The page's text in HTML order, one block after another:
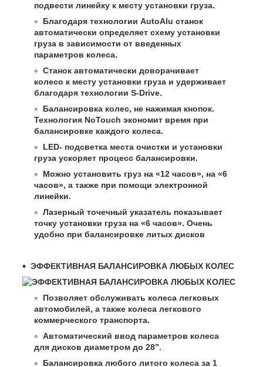
подвести линейку к месту установки груза.
Благодаря технологии AutoAlu станок
автоматически определяет схему установки
груза в зависимости от введенных
параметров колеса.
Станок автоматически доворачивает
колесо к месту установки груза и удерживает
благодаря технологии S-Drive.
Балансировка колес, не нажимая кнопок.
Технология NoTouch экономит время при
балансировке каждого колеса.
LED- подсветка места очистки и установки
груза ускоряет процесс балансировки.
Можно установить груз на «12 часов», на «6
часов», а также при помощи электронной
линейки.
Лазерный точечный указатель показывает
точку установки груза на «6 часов». Очень
удобно при балансировке литых дисков
ЭФФЕКТИВНАЯ БАЛАНСИРОВКА ЛЮБЫХ КОЛЕС
Позволяет обслуживать колеса легковых
автомобилей, а также колеса легкового
коммерческого транспорта.
Автоматический ввод параметров колеса
для дисков диаметром до 28”.
Балансировка любого литого колеса за 1